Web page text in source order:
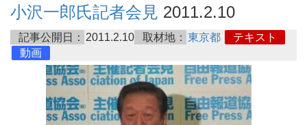
小沢一郎氏記者会見 2011.2.10
記事公開日： 2011.2.10 取材地： 東京都
テキスト
動画